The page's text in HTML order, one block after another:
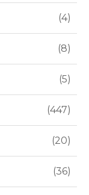
4
8
5
447
20
36